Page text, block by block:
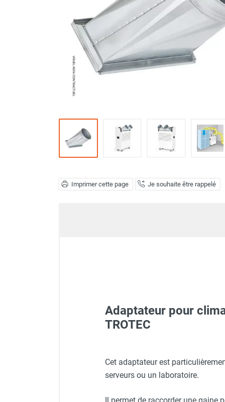
Brasseur d'air
Ventilateur fixe
Ventilateur industriel
Ventilateur de chantier
Ventilateur centrifuge
Ventilateur de sol
Ventilateur sur pied
Ventilateur de bureau
Extracteur d'air mural hélicoïde
Extracteur d'air mural centrifuge
Extracteur d'air mural ATEX
plafond
Déshumidificateur fixe
Déshumidificateur de maison et de
Déshydrateur
Humidificateur d'air
Imprimer cette page Je souhaite être rappelé
Climatiseur mobile triphasé
Adaptateur pour
TROTEC
Cet adaptateur est
serveurs ou un laboratoire.
Il permet de raccorder une gaine